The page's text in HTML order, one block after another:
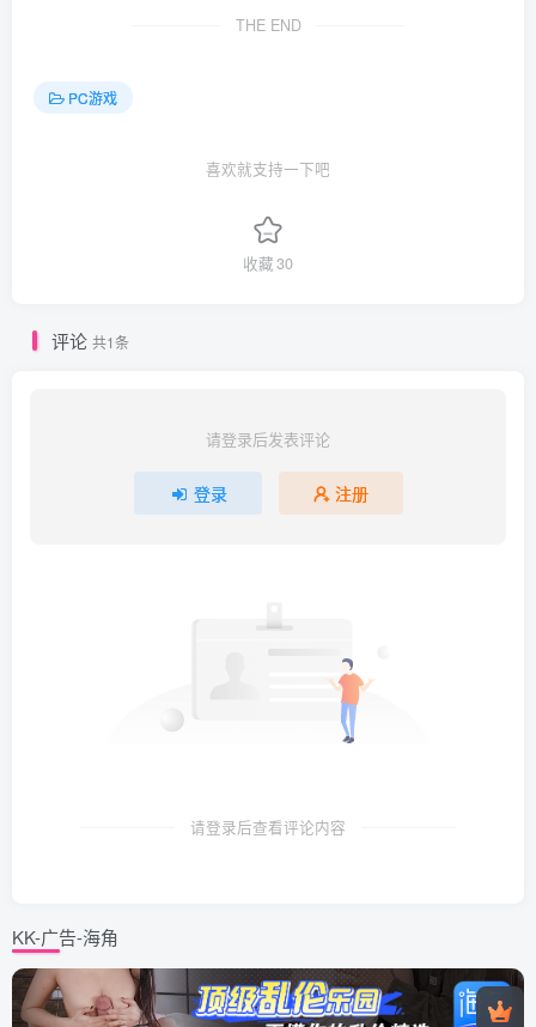
THE END
PC游戏
喜欢就支持一下吧
收藏30
评论 共1条
请登录后发表评论
登录 注册
请登录后查看评论内容
KK-广告-海角